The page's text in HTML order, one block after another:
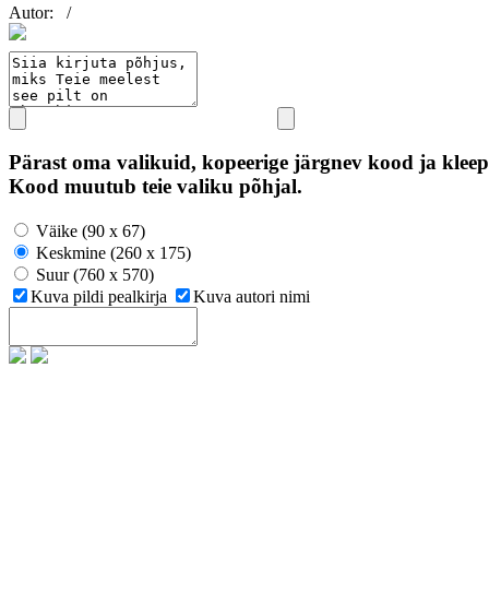
Autor:
/
Pärast oma valikuid, kopeerige järgnev kood ja
Kood muutub teie valiku põhjal.
Väike (90 x 67)
Keskmine (260 x 175)
Suur (760 x 570)
Kuva pildi pealkirja
Kuva autori nimi